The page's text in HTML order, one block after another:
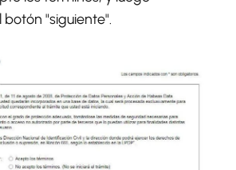
botón "siguiente".